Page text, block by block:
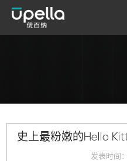
史上最粉嫩的Hello
发表时间